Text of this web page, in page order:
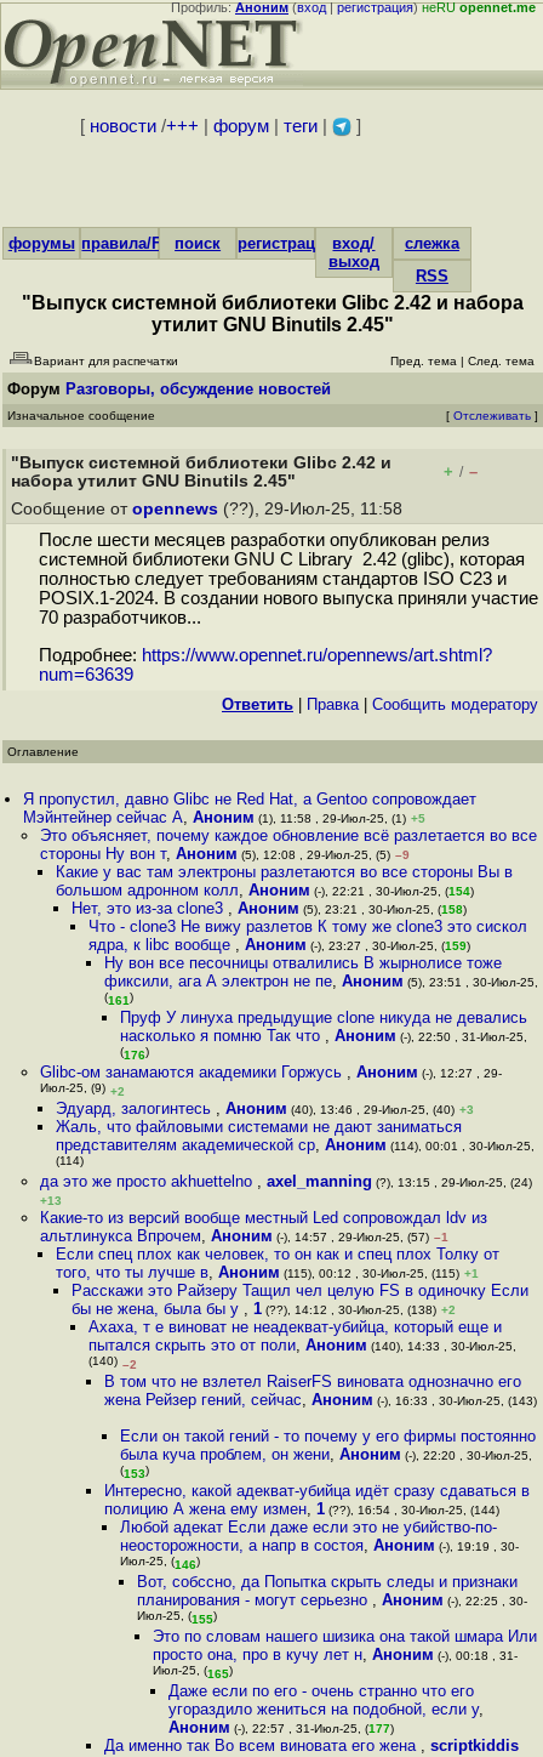
Профиль:Аноним(вход|регистрация)неRUopennet.me
[ новости/+++ форум| теги| ]
форумы правила/FAQпоиск регистрациявход/
выход
слежка
RSS
"Выпуск системной библиотеки Glibc 2.42 и набора
утилит GNU Binutils 2.45"
Вариант для распечатки Пред. тема | След. тема
Форум Разговоры, обсуждение новостей
Изначальное сообщение [ Отслеживать ]
"Выпуск системной библиотеки Glibc 2.42 и
набора утилит GNU Binutils 2.45"
+ / –
Сообщение от opennews (??), 29-Июл-25, 11:58
После шести месяцев разработки опубликован релиз
системной библиотеки GNU C Library 2.42 (glibc), которая
полностью следует требованиям стандартов ISO C23 и
POSIX.1-2024. В создании нового выпуска приняли участие
70 разработчиков...
Подробнее: https://www.opennet.ru/opennews/art.shtml?
num=63639
Ответить Правка| Cообщить модератору
Оглавление
Я пропустил, давно Glibc не Red Hat, а Gentoo сопровождает
Мэйнтейнер сейчас A,Аноним (1), 11:58 , 29-Июл-25, (1) +5
Это объясняет, почему каждое обновление всё разлетается во все
стороны Ну вон т, Аноним (5), 12:08 , 29-Июл-25, (5) –9
Какие у вас там электроны разлетаются во все стороны Вы в
большом адронном колл, Аноним (-), 22:21 , 30-Июл-25, (154)
Нет, это из-за clone3 ,Аноним (5), 23:21 , 30-Июл-25, (158)
Что - clone3 Не вижу разлетов К тому же clone3 это сискол
ядра, к libc вообще , Аноним (-), 23:27 , 30-Июл-25, (159)
Ну вон все песочницы отвалились В жырнолисе тоже
фиксили, ага А электрон не пе, Аноним (5), 23:51 , 30-Июл-25,
(161)
Пруф У линуха предыдущие clone никуда не девались
насколько я помню Так что ,Аноним (-), 22:50 , 31-Июл-25,
(176)
Glibc-ом занамаются академики Горжусь , Аноним (-), 12:27 , 29-
Июл-25, (9) +2
Эдуард, залогинтесь , Аноним (40), 13:46 , 29-Июл-25, (40) +3
Жаль, что файловыми системами не дают заниматься
представителям академической ср, Аноним (114), 00:01 , 30-Июл-25,
(114)
да это же просто akhuettelno , axel_manning (?), 13:15 , 29-Июл-25, (24)
+13
Какие-то из версий вообще местный Led сопровождал ldv из
альтлинукса Впрочем, Аноним (-), 14:57 , 29-Июл-25, (57) –1
Если спец плох как человек, то он как и спец плох Толку от
того, что ты лучше в, Аноним (115), 00:12 , 30-Июл-25, (115) +1
Расскажи это Райзеру Тащил чел целую FS в одиночку Если
бы не жена, была бы у ,1 (??), 14:12 , 30-Июл-25, (138) +2
Ахаха, т е виноват не неадекват-убийца, который еще и
пытался скрыть это от поли, Аноним (140), 14:33 , 30-Июл-25,
(140) –2
В том что не взлетел RaiserFS виновата однозначно его
жена Рейзер гений, сейчас, Аноним (-), 16:33 , 30-Июл-25, (143)
Если он такой гений - то почему у его фирмы постоянно
была куча проблем, он жени,Аноним (-), 22:20 , 30-Июл-25,
(153)
Интересно, какой адекват-убийца идёт сразу сдаваться в
полицию А жена ему измен, 1(??), 16:54 , 30-Июл-25, (144)
Любой адекат Если даже если это не убийство-по-
неосторожности, а напр в состоя,Аноним (-), 19:19 , 30-
Июл-25, (146)
Вот, собссно, да Попытка скрыть следы и признаки
планирования - могут серьезно , Аноним (-), 22:25 , 30-
Июл-25, (155)
Это по словам нашего шизика она такой шмара Или
просто она, про в кучу лет н, Аноним (-), 00:18 , 31-
Июл-25, (165)
Даже если по его - очень странно что его
угораздило жениться на подобной, если у,
Аноним (-), 22:57 , 31-Июл-25, (177)
Да именно так Во всем виновата его жена , scriptkiddis